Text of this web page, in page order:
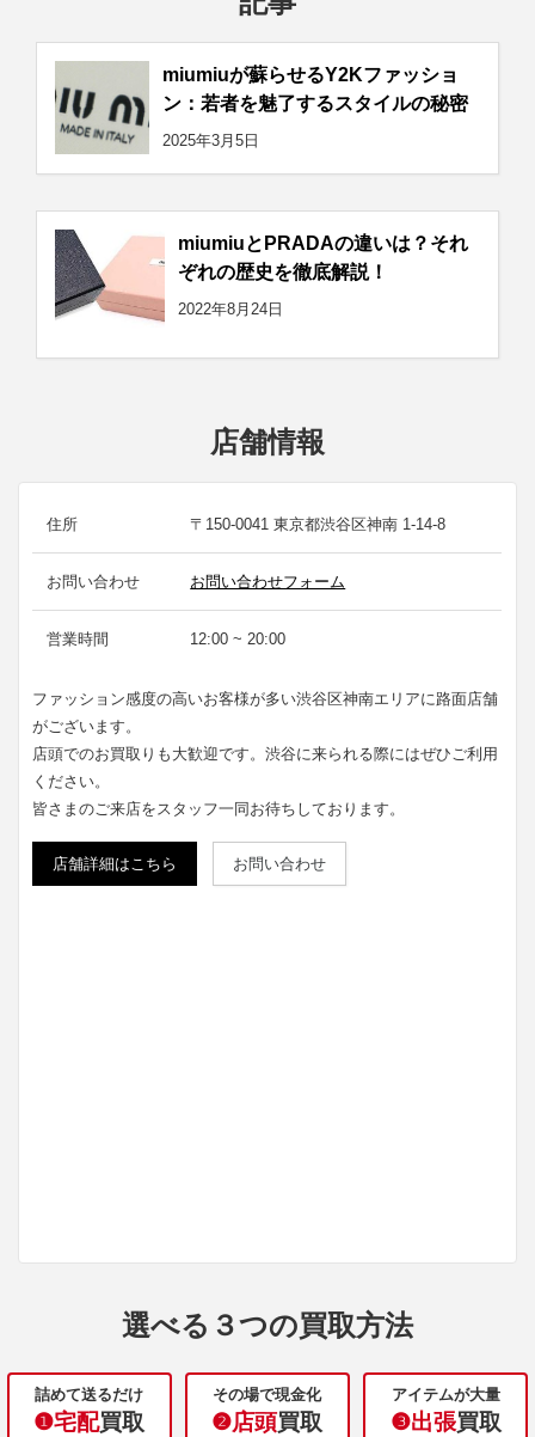
miumiuが蘇らせるY2Kファッショ
ン：若者を魅了するスタイルの秘密
2025年3月5日
miumiuとPRADAの違いは？それ
ぞれの歴史を徹底解説！
2022年8月24日
店舗情報
住所 〒150-0041 東京都渋谷区神南 1-14-8
お問い合わせ お問い合わせフォーム
営業時間 12:00 ~ 20:00
ファッション感度の高いお客様が多い渋谷区神南エリアに路面店舗
がございます。
店頭でのお買取りも大歓迎です。渋谷に来られる際にはぜひご利用
ください。
皆さまのご来店をスタッフ一同お待ちしております。
店舗詳細はこちら お問い合わせ
選べる３つの買取方法
詰めて送るだけ
❶宅配買取
その場で現金化
❷店頭買取
アイテムが大量
❸出張買取